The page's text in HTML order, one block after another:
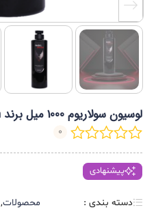
لوسیون سولاریوم 1000 میل برند Angel Demon
0
پیشنهادی
دسته بندی : محصولات,